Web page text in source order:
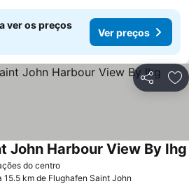
ver os preços
Ver preços
Partilhar
do centroVer preços
John Harbour View By Ihg
15.5 km de Flughafen Saint John